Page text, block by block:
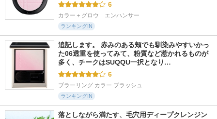
6
カラー＋グロウ　エンハンサー
ランキングIN
追記します。 赤みのある頬でも馴染みやすいかっ
た06透重を使ってみて、粉質など惹かれるものが
多く、チークはSUQQU一択となり…
6
ブラーリング カラー ブラッシュ
ランキングIN
落としながら満たす、毛穴用ディープクレンジン